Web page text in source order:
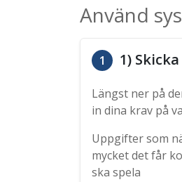
Använd
1 1)
Längst ner på
in dina krav på
Uppgifter som
mycket det får
ska spela